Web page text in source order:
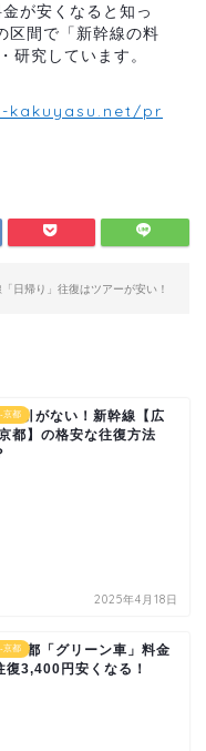
が安くなると知っ
区間で「新幹線の料
研究しています。
kakuyasu.net/pr
「日帰り」往復はツアーが安い！
京都割引がない！新幹線【広
都】の格安な往復方法
2025年4月18日
京都-京都「グリーン車」料金
3,400円安くなる！